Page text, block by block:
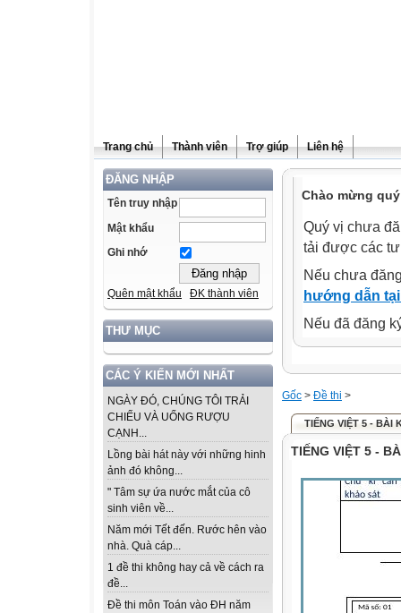
Trang chủ Thành viên Trợ giúp Liên hệ
ĐĂNG NHẬP
Tên truy nhập
Mật khẩu
Ghi nhớ
Quên mật khẩu ĐK thành viên
THƯ MỤC
CÁC Ý KIẾN MỚI NHẤT
NGÀY ĐÓ, CHÚNG TÔI TRẢI
CHIẾU VÀ UỐNG RƯỢU
CẠNH...
Lồng bài hát này với những hinh
ảnh đó không...
" Tâm sự ứa nước mắt của cô
sinh viên về...
Năm mới Tết đến. Rước hên vào
nhà. Quà cáp...
1 đề thi không hay cả về cách ra
đề...
Đề thi môn Toán vào ĐH năm
Chào mừng
Quý vị chưa
tải được các
Nếu chưa
hướng dẫn
Nếu đã đăng
Gốc > Đề thi >
TIẾNG VIỆT 5 - BÀI
TIẾNG VIỆT 5 -